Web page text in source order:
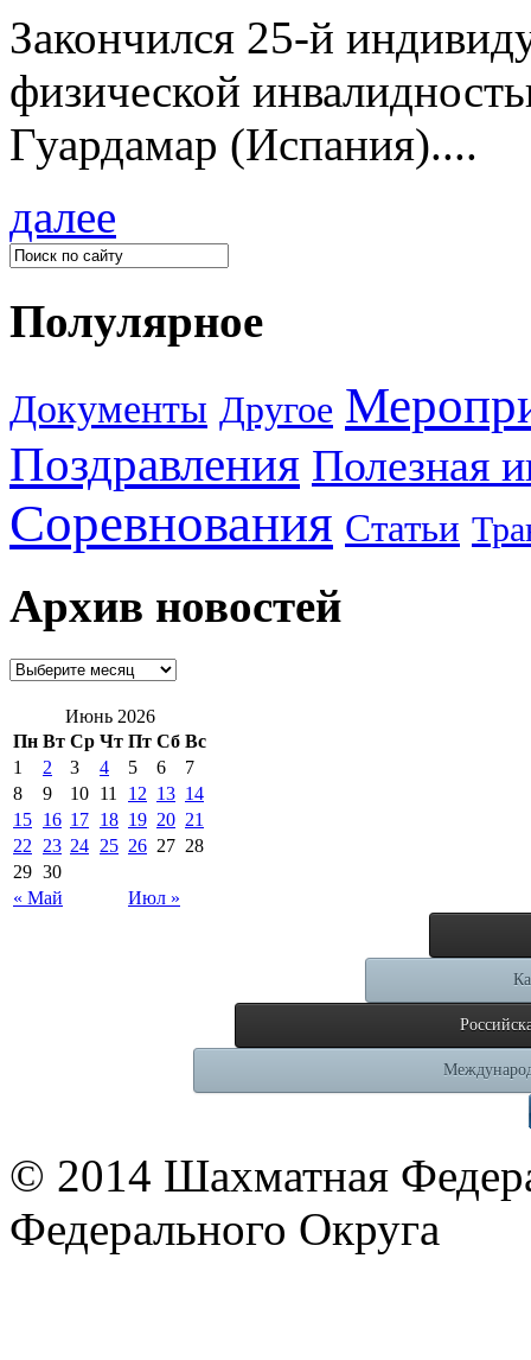
Закончился 25-й
физической
Гуардамар (Испания)....
далее
Полулярное
Документы Другое
Поздравления Полезная
Соревнования Статьи
Архив новостей
Июнь 2026
Пн Вт Ср Чт Пт Сб Вс
« Май Июл »
1 2 3 4 5 6
7
8
9 10 11 12 13 14
15 16 17 18 19 20 21
22
23 24 25 26 27 28
29 30
© 2014 Шахматная
Федерального Округа